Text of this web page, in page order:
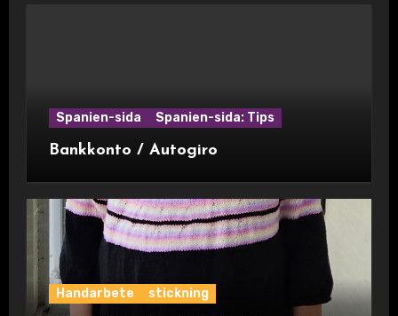
Spanien-sida Spanien-sida: Tips
Bankkonto / Autogiro
Handarbete stickning